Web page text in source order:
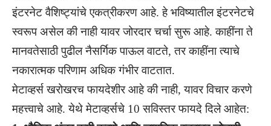
इंटरनेट वैशिष्ट्यांचे एकत्रीकरण आहे. हे भविष्यातील इंटरनेटचे
स्वरूप असेल की नाही यावर जोरदार चर्चा सुरू आहे. काहींना ते
मानवतेसाठी पुढील नैसर्गिक पाऊल वाटते, तर काहींना त्याचे
नकारात्मक परिणाम अधिक गंभीर वाटतात.
मेटाव्हर्स खरोखरच फायदेशीर आहे की नाही, यावर विचार करणे
महत्त्वाचे आहे. येथे मेटाव्हर्सचे 10 सविस्तर फायदे दिले आहेत: